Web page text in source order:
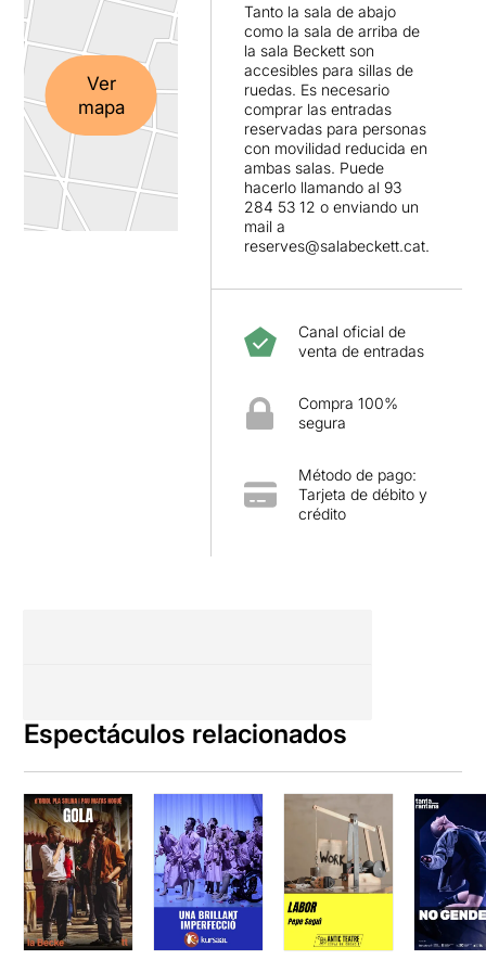
Ver
mapa
Tanto la sala de abajo
como la sala de arriba de
la sala Beckett son
accesibles para sillas de
ruedas. Es necesario
comprar las entradas
reservadas para personas
con movilidad reducida en
ambas salas. Puede
hacerlo llamando al 93
284 53 12 o enviando un
mail a
reserves@salabeckett.cat.
Canal oficial de
venta de entradas
Compra 100%
segura
Método de pago:
Tarjeta de débito y
crédito
Espectáculos relacionados